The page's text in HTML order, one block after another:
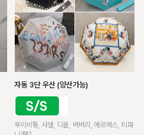
자동 3단 우산 (양산가능)
루이비통, 샤넬, 디올, 버버리, 에르메스, 티파